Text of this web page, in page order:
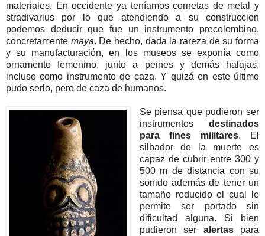
materiales. En occidente ya teníamos cornetas de metal y
stradivarius por lo que atendiendo a su construccion
podemos deducir que fue un instrumento precolombino,
concretamente maya. De hecho, dada la rareza de su forma
y su manufacturación, en los museos se exponía como
ornamento femenino, junto a peines y demás halajas,
incluso como instrumento de caza. Y quizá en este último
pudo serlo, pero de caza de humanos.
Se piensa que pudieron ser
instrumentos destinados
para fines militares. El
silbador de la muerte es
capaz de cubrir entre 300 y
500 m de distancia con su
sonido además de tener un
tamaño reducido el cual le
permite ser portado sin
dificultad alguna. Si bien
pudieron ser alertaspara